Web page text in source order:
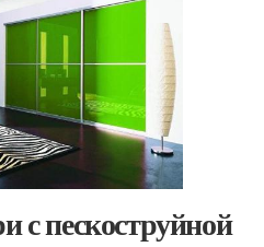
с пескоструйной